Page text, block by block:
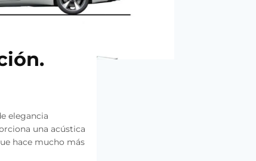
elegancia
una acústica
hace mucho más